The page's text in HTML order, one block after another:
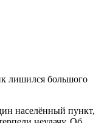
лишился большого
населённый пункт,